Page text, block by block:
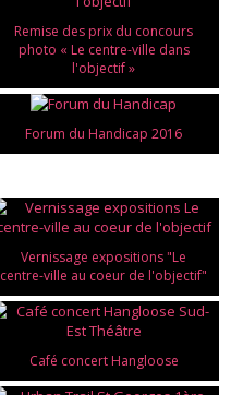
Remise des prix du concours
photo « Le centre-ville dans
l'objectif »
Forum du Handicap 2016
Vernissage expositions "Le
centre-ville au coeur de l'objectif"
Café concert Hangloose